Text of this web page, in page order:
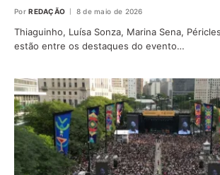
Por REDAÇÃO 8 de maio de 2026
Thiaguinho, Luísa Sonza, Marina Sena,
estão entre os destaques do evento…